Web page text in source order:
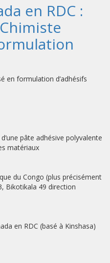
en RDC :
en formulation d’adhésifs
pâte adhésive polyvalente
matériaux
du Congo (plus précisément
Bikotikala 49 direction
en RDC (basé à Kinshasa)